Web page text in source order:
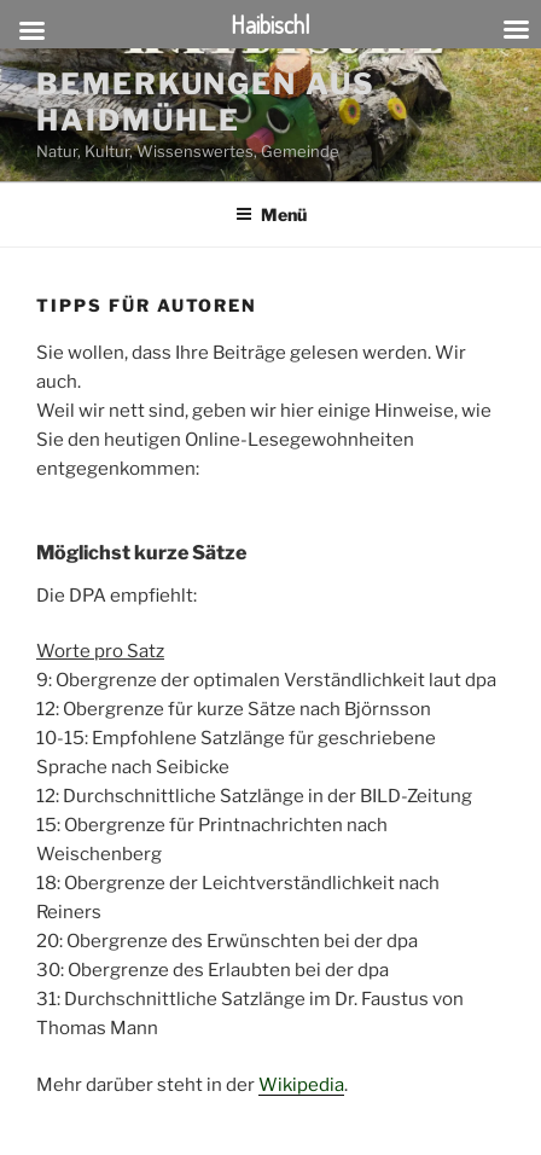
Zum
Inhalt
springen
BEMERKUNGEN AUS
HAIDMÜHLE
Natur, Kultur, Wissenswertes, Gemeinde
Menü
TIPPS FÜR AUTOREN
Sie wollen, dass Ihre Beiträge gelesen werden. Wir
auch.
Weil wir nett sind, geben wir hier einige Hinweise, wie
Sie den heutigen Online-Lesegewohnheiten
entgegenkommen:
Möglichst kurze Sätze
Die DPA empfiehlt:
Worte pro Satz
9: Obergrenze der optimalen Verständlichkeit laut dpa
12: Obergrenze für kurze Sätze nach Björnsson
10-15: Empfohlene Satzlänge für geschriebene
Sprache nach Seibicke
12: Durchschnittliche Satzlänge in der BILD-Zeitung
15: Obergrenze für Printnachrichten nach
Weischenberg
18: Obergrenze der Leichtverständlichkeit nach
Reiners
20: Obergrenze des Erwünschten bei der dpa
30: Obergrenze des Erlaubten bei der dpa
31: Durchschnittliche Satzlänge im Dr. Faustus von
Thomas Mann
Mehr darüber steht in derWikipedia.
Haibischl